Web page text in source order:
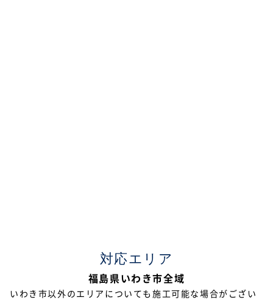
2022年12月
2022年11月
対応エリア
福島県いわき市全域
いわき市以外のエリアについても施工可能な場合がござい